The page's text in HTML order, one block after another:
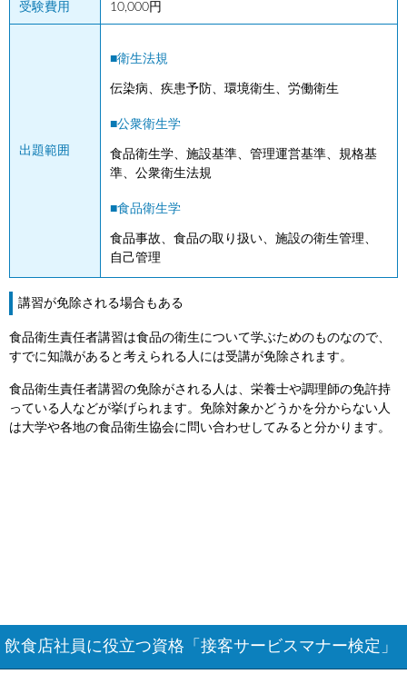
受験費用 10,000円
出題範囲
■衛生法規
伝染病、疾患予防、環境衛生、労働衛生
■公衆衛生学
食品衛生学、施設基準、管理運営基準、規格基
準、公衆衛生法規
■食品衛生学
食品事故、食品の取り扱い、施設の衛生管理、
自己管理
講習が免除される場合もある
食品衛生責任者講習は食品の衛生について学ぶためのものなので、
すでに知識があると考えられる人には受講が免除されます。
食品衛生責任者講習の免除がされる人は、栄養士や調理師の免許持
っている人などが挙げられます。免除対象かどうかを分からない人
は大学や各地の食品衛生協会に問い合わせしてみると分かります。
飲食店社員に役立つ資格「接客サービスマナー検定」